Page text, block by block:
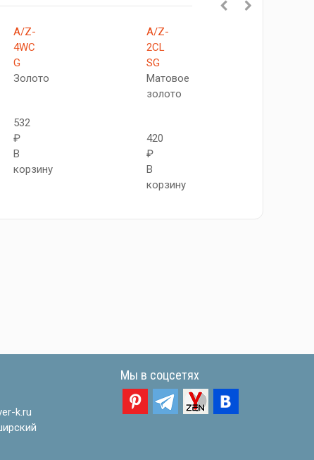
A/Z-
4WC
G
Золото
532
₽
В
корзину
A/Z-
2CL
SG
Матовое
золото
420
₽
В
корзину
k.ru
Мы в соцсетях